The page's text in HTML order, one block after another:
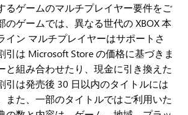
るゲームのマルチプレイヤー要件をご
のゲームでは、異なる世代の XBOX 本
イン マルチプレイヤーはサポートさ
引は Microsoft Store の価格に基づきま
と組み合わせたり、現金に引き換えた
引は発売後 30 日以内のタイトルには
また、一部のタイトルではご利用いた